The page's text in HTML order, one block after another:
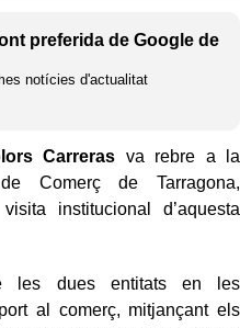
preferida de Google de
notícies d'actualitat
Carreras va rebre a la
Comerç de Tarragona,
institucional d’aquesta
les dues entitats en les
al comerç, mitjançant els